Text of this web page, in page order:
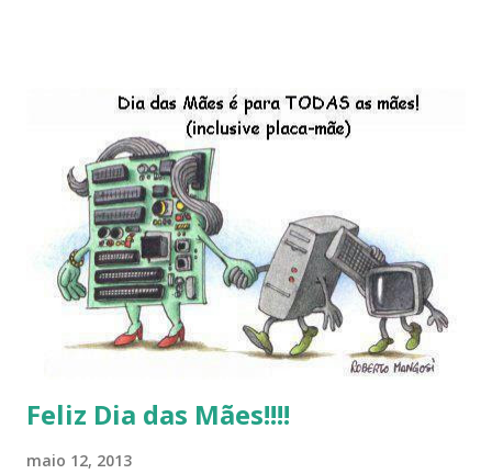
do LibreOffice , o IX Latinoware, a Microsoft boicotando o
Linux (como sempre), o lançamento do Windows 8 e a sua
baixa taxa de adesão pelos usuários, entre out ros. Gostaria
de desejar a todos Boas Festas e que em 2013 possamos
estar juntos novamente. Feliz Natal!!!! F eli z 2013 a todos!!!
Feliz Dia das Mães!!!!
maio 12, 2013